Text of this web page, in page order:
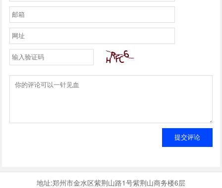
提交评论
地址:郑州市金水区紫荆山路1号紫荆山商务楼6层